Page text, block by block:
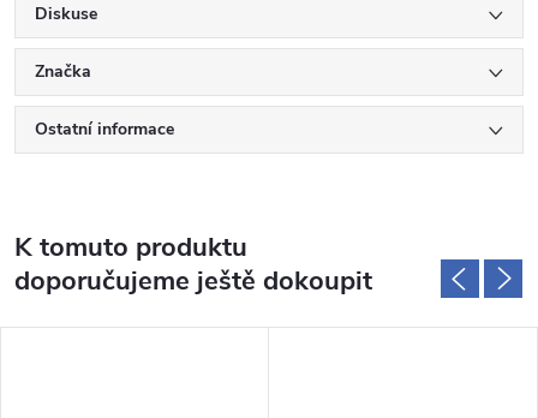
Diskuse
Značka
Ostatní informace
K tomuto produktu
doporučujeme ještě dokoupit